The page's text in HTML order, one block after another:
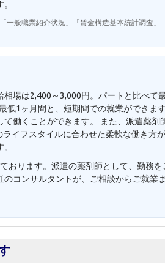
般職業紹介状況」「賃金構造基本統計調査」
場は2,400～3,000円。パートと比べて
1ヶ月間と、短期間での就業ができます
働くことができます。 また、派遣薬剤
イフスタイルに合わせた柔軟な働き方
おります。派遣の薬剤師として、勤務を
コンサルタントが、ご相談からご就業